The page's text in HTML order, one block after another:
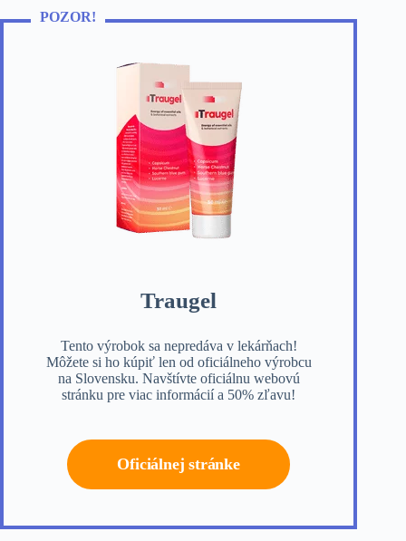
POZOR!
Traugel
Tento výrobok sa nepredáva v lekárňach!
Môžete si ho kúpiť len od oficiálneho výrobcu
na Slovensku. Navštívte oficiálnu webovú
stránku pre viac informácií a 50% zľavu!
Oficiálnej stránke